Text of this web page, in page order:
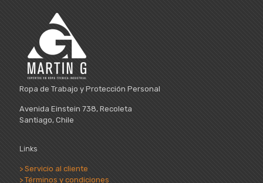
Ropa de Trabajo y Protección Personal
Avenida Einstein 738, Recoleta
Santiago, Chile
Links
> Servicio al cliente
> Términos y condiciones